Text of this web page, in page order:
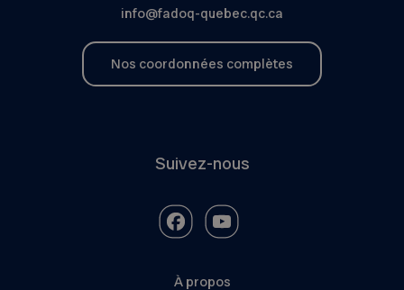
info@fadoq-quebec.qc.ca
Nos coordonnées complètes
Suivez-nous
À propos